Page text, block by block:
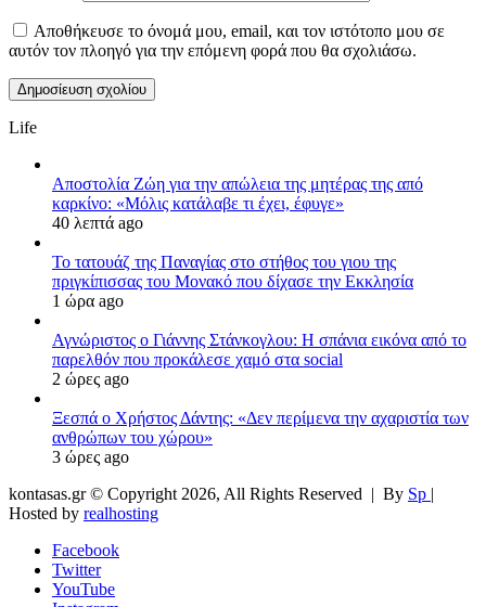
Αποθήκευσε το όνομά μου, email, και τον ιστότοπο μου σε
αυτόν τον πλοηγό για την επόμενη φορά που θα σχολιάσω.
Life
Αποστολία Ζώη για την απώλεια της μητέρας της από
καρκίνο: «Μόλις κατάλαβε τι έχει, έφυγε»
40 λεπτά ago
Το τατουάζ της Παναγίας στο στήθος του γιου της
πριγκίπισσας του Μονακό που δίχασε την Εκκλησία
1 ώρα ago
Αγνώριστος ο Γιάννης Στάνκογλου: Η σπάνια εικόνα από το
παρελθόν που προκάλεσε χαμό στα social
2 ώρες ago
Ξεσπά ο Χρήστος Δάντης: «Δεν περίμενα την αχαριστία των
ανθρώπων του χώρου»
3 ώρες ago
kontasas.gr © Copyright 2026, All Rights Reserved | By Sp |
Hosted by realhosting
Facebook
Twitter
YouTube